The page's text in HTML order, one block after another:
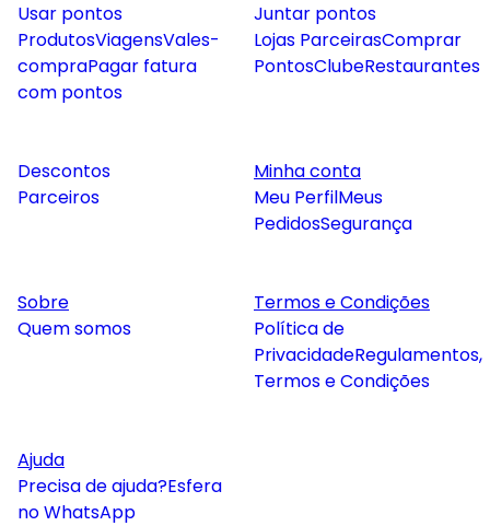
Usar pontos
ProdutosViagensVales-
compraPagar fatura
com pontos
Juntar pontos
Lojas ParceirasComprar
PontosClubeRestaurantes
Descontos
Parceiros
Minha conta
Meu PerfilMeus
PedidosSegurança
Sobre
Quem somos
Termos e Condições
Política de
PrivacidadeRegulamentos,
Termos e Condições
Ajuda
Precisa de ajuda?Esfera
no WhatsApp